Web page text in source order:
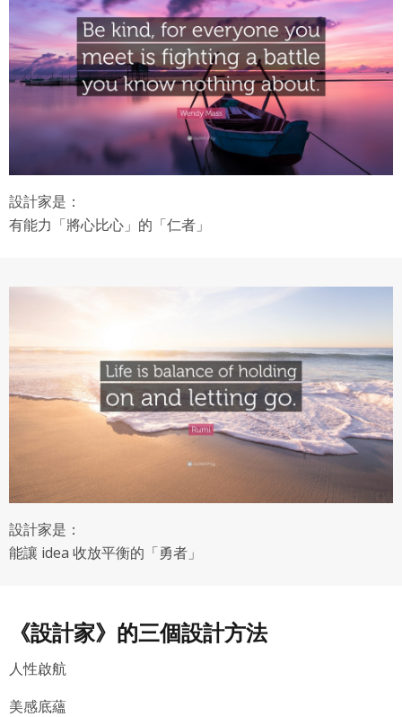
設計家是：
有能力「將心比心」的「仁者」
設計家是：
能讓 idea 收放平衡的「勇者」
《設計家》的三個設計方法
人性啟航
美感底蘊
利。
本條約定不因本合約終止而失效。
五、聲明保證
會員聲明並保證會員於使用本系統時創作、上傳或張貼的著
作物，會員享有所有權或經合法授權。
如會員違反前項約定致吉寶系統公司遭追訴、請求或求償
者，吉寶系統公司應立即通知會員，必要時本系統得移除爭
支出（包括律師費用）、損害及損失。
七、合意管轄
雙方合意專以臺灣臺北地方法院為第一審管轄法